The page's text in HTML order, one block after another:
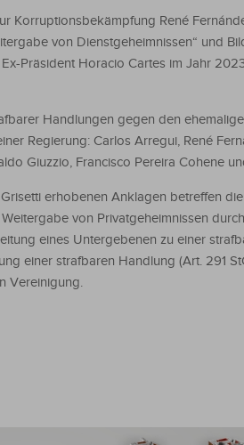
Korruptionsbekämpfung René
von Dienstgeheimnissen“ und
Präsident Horacio Cartes im Jahr
Handlungen gegen den
Regierung: Carlos Arregui, René
Giuzzio, Francisco Pereira Cohene
erhobenen Anklagen betreffen
von Privatgeheimnissen
eines Untergebenen zu einer
einer strafbaren Handlung (Art. 291
Vereinigung.